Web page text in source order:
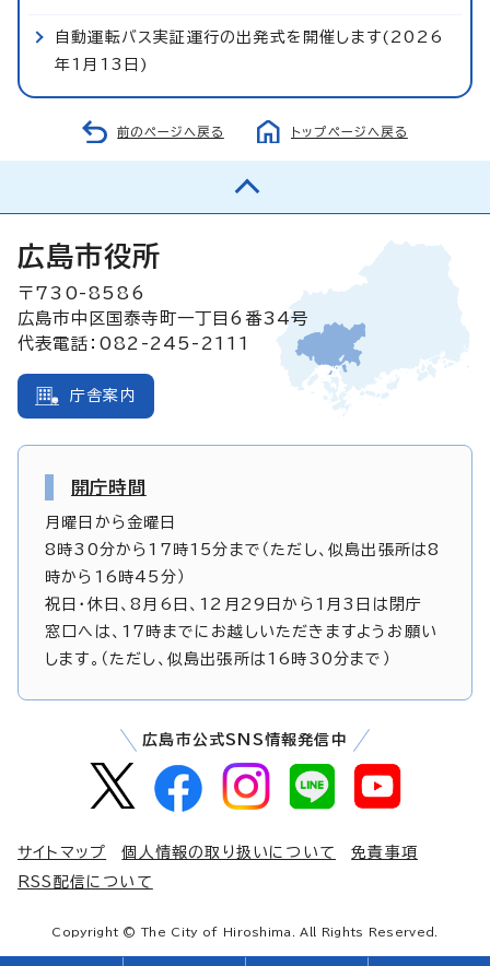
自動運転バス実証運行の出発式を開催します(2026
年1月13日)
前のページへ戻る トップページへ戻る
広島市役所
〒730-8586
広島市中区国泰寺町一丁目6番34号
代表電話：082-245-2111
庁舎案内
開庁時間
月曜日から金曜日
8時30分から17時15分まで（ただし、似島出張所は8
時から16時45分）
祝日・休日、8月6日、12月29日から1月3日は閉庁
窓口へは、17時までにお越しいただきますようお願い
します。（ただし、似島出張所は16時30分まで）
広島市公式SNS情報発信中
サイトマップ 個人情報の取り扱いについて
免責事項
RSS配信について
Copyright © The City of Hiroshima. All Rights Reserved.